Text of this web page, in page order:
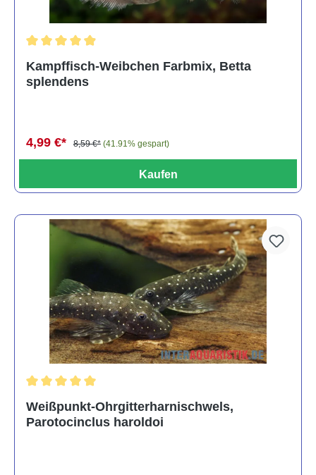
Kampffisch-Weibchen Farbmix, Betta
splendens
4,99 €* 8,59 €* (41.91% gespart)
Kaufen
Weißpunkt-Ohrgitterharnischwels,
Parotocinclus haroldoi